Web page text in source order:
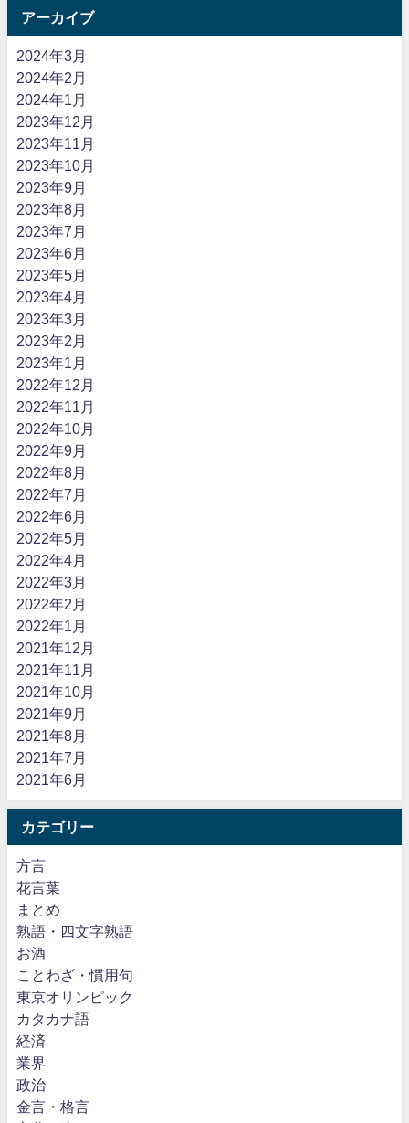
アーカイブ
2024年3月
2024年2月
2024年1月
2023年12月
2023年11月
2023年10月
2023年9月
2023年8月
2023年7月
2023年6月
2023年5月
2023年4月
2023年3月
2023年2月
2023年1月
2022年12月
2022年11月
2022年10月
2022年9月
2022年8月
2022年7月
2022年6月
2022年5月
2022年4月
2022年3月
2022年2月
2022年1月
2021年12月
2021年11月
2021年10月
2021年9月
2021年8月
2021年7月
2021年6月
カテゴリー
方言
花言葉
まとめ
熟語・四文字熟語
お酒
ことわざ・慣用句
東京オリンピック
カタカナ語
経済
業界
政治
金言・格言